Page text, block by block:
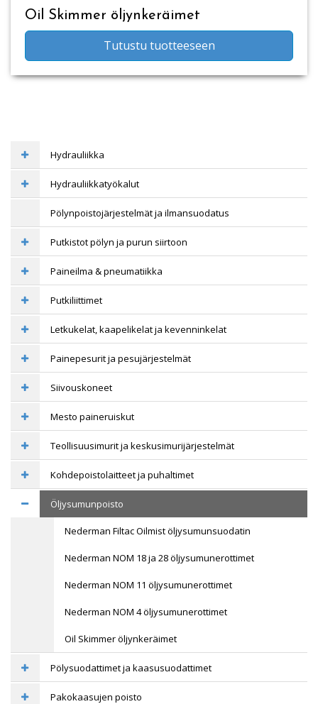
Oil Skimmer öljynkeräimet
Tutustu tuotteeseen
Hydrauliikka
Hydrauliikkatyökalut
Pölynpoistojärjestelmät ja ilmansuodatus
Putkistot pölyn ja purun siirtoon
Paineilma & pneumatiikka
Putkiliittimet
Letkukelat, kaapelikelat ja kevenninkelat
Painepesurit ja pesujärjestelmät
Siivouskoneet
Mesto paineruiskut
Teollisuusimurit ja keskusimurijärjestelmät
Kohdepoistolaitteet ja puhaltimet
Öljysumunpoisto
Nederman Filtac Oilmist öljysumunsuodatin
Nederman NOM 18 ja 28 öljysumunerottimet
Nederman NOM 11 öljysumunerottimet
Nederman NOM 4 öljysumunerottimet
Oil Skimmer öljynkeräimet
Pölysuodattimet ja kaasusuodattimet
Pakokaasujen poisto